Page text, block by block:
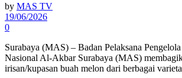
by MAS TV
19/06/2026
0
Surabaya (MAS) – Badan Pelaksana
Nasional Al-Akbar Surabaya (MAS)
irisan/kupasan buah melon dari berbagai